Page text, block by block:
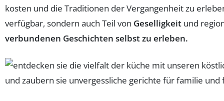
kosten und die Traditionen der Vergangenheit zu
verfügbar, sondern auch Teil von Geselligkeit und
verbundenen Geschichten selbst zu erleben.